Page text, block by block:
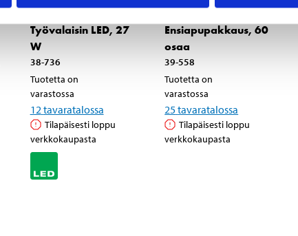
2290
Työvalaisin LED, 27
W
38-736
Tuotetta on
varastossa
12 tavaratalossa
Tilapäisesti loppu
verkkokaupasta
1795
Ensiapupakkaus, 60
osaa
39-558
Tuotetta on
varastossa
25tavaratalossa
Tilapäisesti loppu
verkkokaupasta